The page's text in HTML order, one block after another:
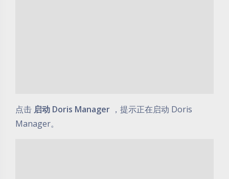
点击 启动 Doris Manager ，提示正在启动 Doris
Manager。